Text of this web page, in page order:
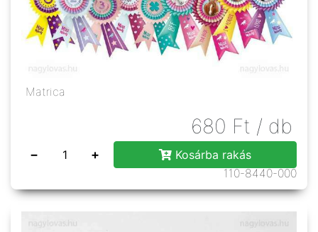
Matrica
680 Ft / db
− +
Kosárba rakás
110-8440-000